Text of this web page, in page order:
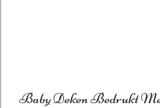
Baby Deken Bedrukt